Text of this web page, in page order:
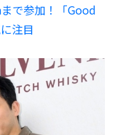
まで参加！「Good
注目